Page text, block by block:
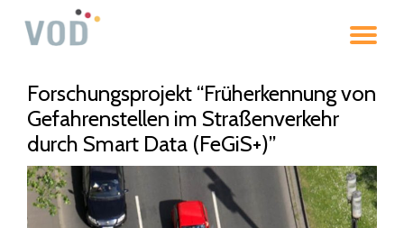
Forschungsprojekt “Früherkennung von
Gefahrenstellen im Straßenverkehr
durch Smart Data (FeGiS+)”